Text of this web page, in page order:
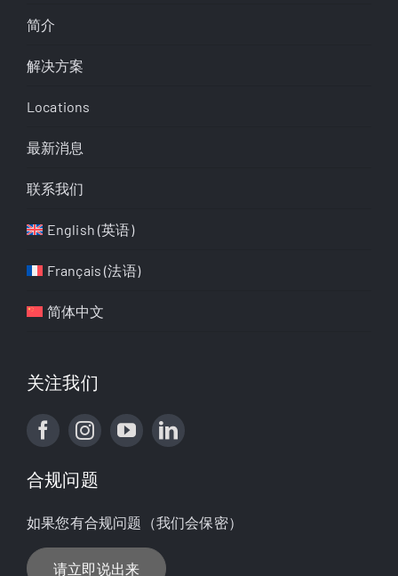
简介
解决方案
Locations
最新消息
联系我们
English (英语)
Français (法语)
简体中文
关注我们
合规问题
如果您有合规问题（我们会保密）
请立即说出来